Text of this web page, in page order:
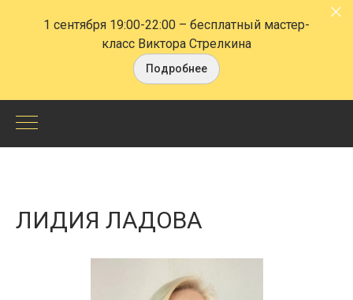
1 сентября 19:00-22:00 – бесплатный мастер-
класс Виктора Стрелкина
Подробнее
ЛИДИЯ ЛАДОВА